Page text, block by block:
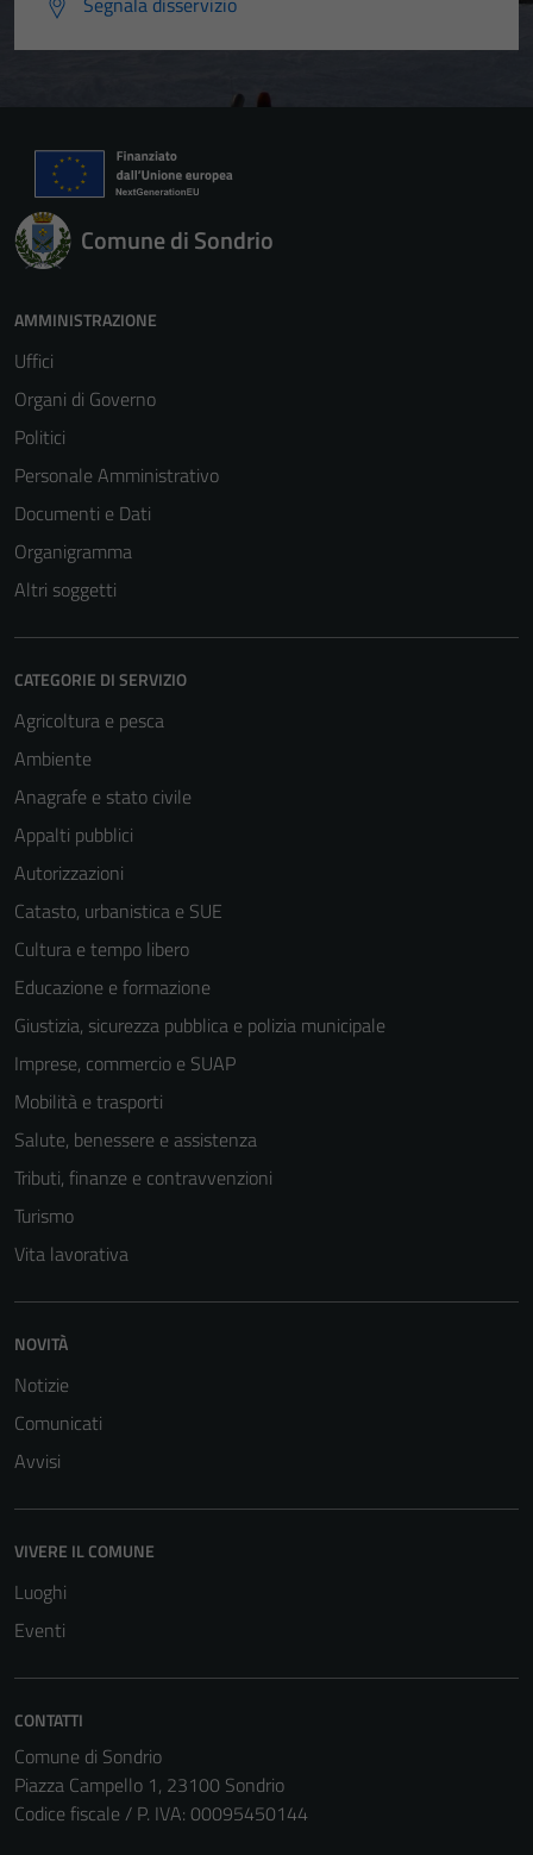
Comune di Sondrio
AMMINISTRAZIONE
Uffici
Organi di Governo
Politici
Personale Amministrativo
Documenti e Dati
Organigramma
Altri soggetti
CATEGORIE DI SERVIZIO
Agricoltura e pesca
Ambiente
Anagrafe e stato civile
Appalti pubblici
Autorizzazioni
Catasto, urbanistica e SUE
Cultura e tempo libero
Educazione e formazione
Giustizia, sicurezza pubblica e polizia municipale
Imprese, commercio e SUAP
Mobilità e trasporti
Salute, benessere e assistenza
Tributi, finanze e contravvenzioni
Turismo
Vita lavorativa
NOVITÀ
Notizie
Comunicati
Avvisi
VIVERE IL COMUNE
Luoghi
Eventi
CONTATTI
Comune di Sondrio
Piazza Campello 1, 23100 Sondrio
Codice fiscale / P. IVA: 00095450144